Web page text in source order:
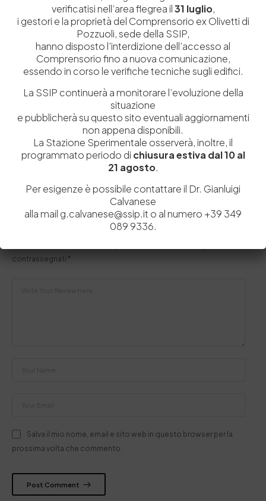
Delegazione del Sudafrica visita il Distretto della
Nei giorni scorsi il distretto della pelle della nostra
provincia ha ricevuto la visita di…
by Admin_dev2 0 0
Lascia un commento
contrassegnati *
Salva il mio nome, email e sito web in questo browser per la
prossima volta che commento.
Post Comment
verificatisi nell’area flegrea il31 luglio,
i gestori e la proprietà del Comprensorio ex Olivetti di
Pozzuoli, sede della SSIP,
hanno disposto l’interdizione dell’accesso al
Comprensorio fino a nuova comunicazione,
essendo in corso le verifiche tecniche sugli edifici.
La SSIP continuerà a monitorare l’evoluzione della
situazione
e pubblicherà su questo sito eventuali aggiornamenti
non appena disponibili.
La Stazione Sperimentale osserverà, inoltre, il
programmato periodo di chiusura estiva dal 10 al
21 agosto.
Per esigenze è possibile contattare il Dr. Gianluigi
Calvanese
alla mail g.calvanese@ssip.it o al numero +39 349
089 9336.